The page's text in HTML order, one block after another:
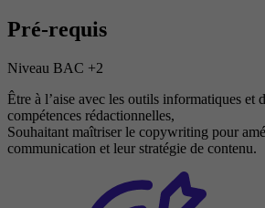
Pré-requis
Niveau BAC +2
Être à l’aise avec les outils informatiques et
compétences rédactionnelles,
Souhaitant maîtriser le copywriting pour
communication et leur stratégie de contenu.